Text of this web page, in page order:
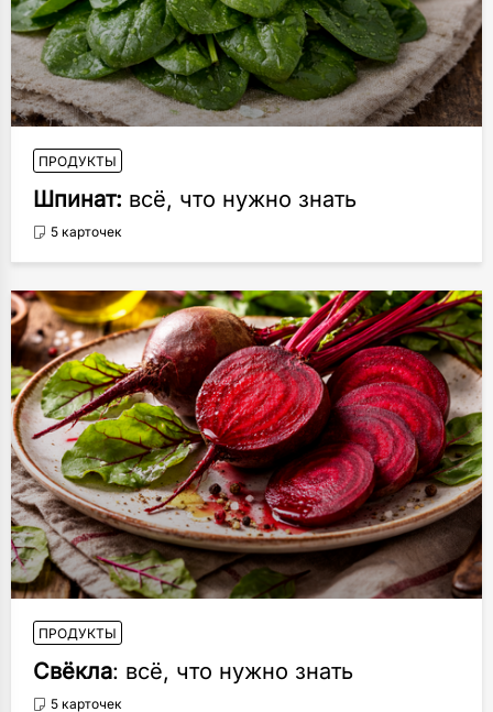
ПРОДУКТЫ
Шпинат: всё, что нужно знать
5 карточек
ПРОДУКТЫ
Свёкла: всё, что нужно знать
5 карточек